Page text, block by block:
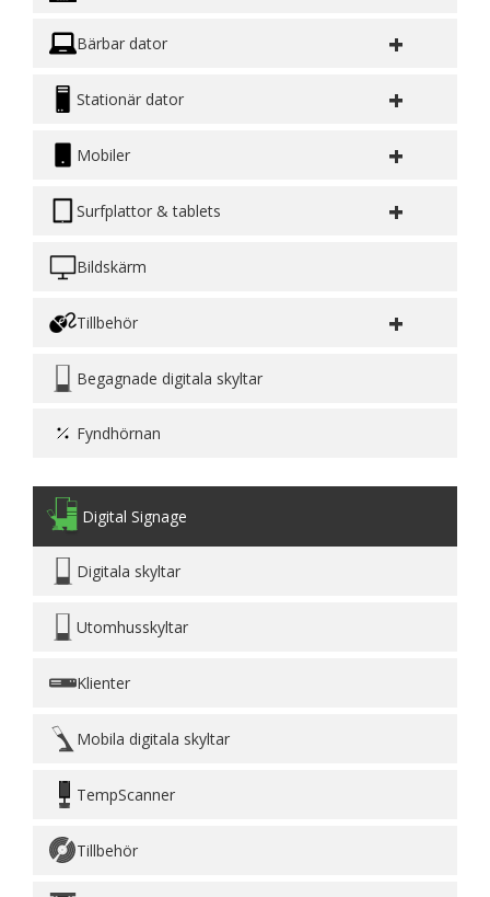
Bärbar dator +
Stationär dator +
Mobiler +
Surfplattor & tablets +
Bildskärm
Tillbehör +
Begagnade digitala skyltar
Fyndhörnan
Digital Signage
Digitala skyltar
Utomhusskyltar
Klienter
Mobila digitala skyltar
TempScanner
Tillbehör